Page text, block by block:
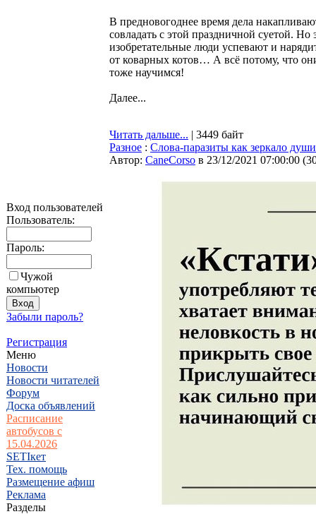
Вход пользователей
Пользователь:
Пароль:
Чужой
компьютер
Забыли пароль?
Регистрация
Меню
Новости
Новости читателей
Форум
Доска объявлений
Расписание
автобусов с
15.04.2026
SETIкет
Тех. помощь
Размещение афиш
Реклама
Разделы
В предновогоднее время дела
совладать с этой праздничной суетой.
изобретательные люди успевают и
от коварных котов… А всё потому, что
тоже научимся!
Далее...
Читать дальше... | 3449 байт
Разное : Слова-паразиты как зеркало души
Автор: CaneCorso в 23/12/2021 07:00:00 (